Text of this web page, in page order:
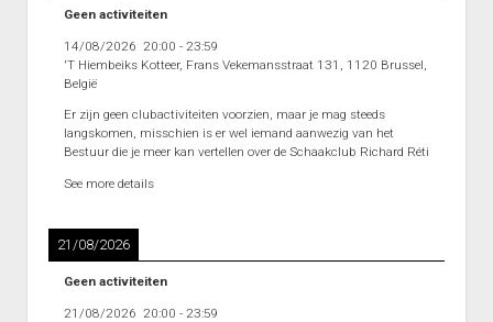
Geen activiteiten
14/08/2026 20:00 - 23:59
'T Hiembeiks Kotteer, Frans Vekemansstraat 131, 1120 Brussel,
België
Er zijn geen clubactiviteiten voorzien, maar je mag steeds
langskomen, misschien is er wel iemand aanwezig van het
Bestuur die je meer kan vertellen over de Schaakclub Richard Réti
See more details
21/08/2026
Geen activiteiten
21/08/2026 20:00 - 23:59